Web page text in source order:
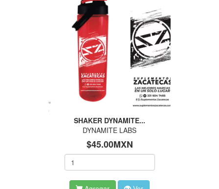
SHAKER DYNAMITE...
DYNAMITE LABS
$45.00MXN